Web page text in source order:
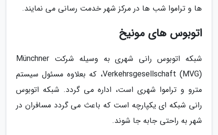
ها و تراموا شب ها در مرکز شهر خدمت رسانی می نمایند.
اتوبوس های مونیخ
شبکه اتوبوس رانی شهری به وسیله شرکت Münchner
Verkehrsgesellschaft (MVG)، که بعلاوه مسئول سیستم
مترو و تراموا شهری است، اداره می گردد. شبکه اتوبوس
رانی شبکه ای یکپارچه است که باعث می گردد مسافران در
شهر به راحتی جابه جا شوند.